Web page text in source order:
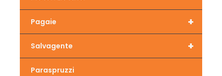
+
Pagaie
+
Salvagente
Paraspruzzi